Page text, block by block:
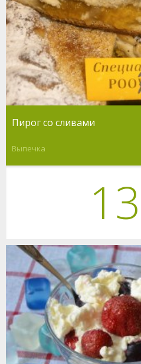
Пирог со сливами
Выпечка
13